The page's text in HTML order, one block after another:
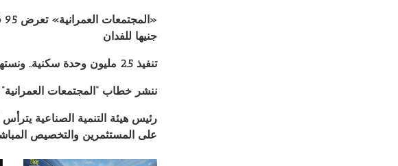
جنيها للفدان
تنفيذ 2.5 مليون وحدة سكنية.. ونستهدف إنشاء 13 مدينة جديدة
ننشر خطاب “المجتمعات العمرانية” بتخصيص 43 فدانًا للنادي
رئيس هيئة التنمية الصناعية
على المستثمرين والتخصيص